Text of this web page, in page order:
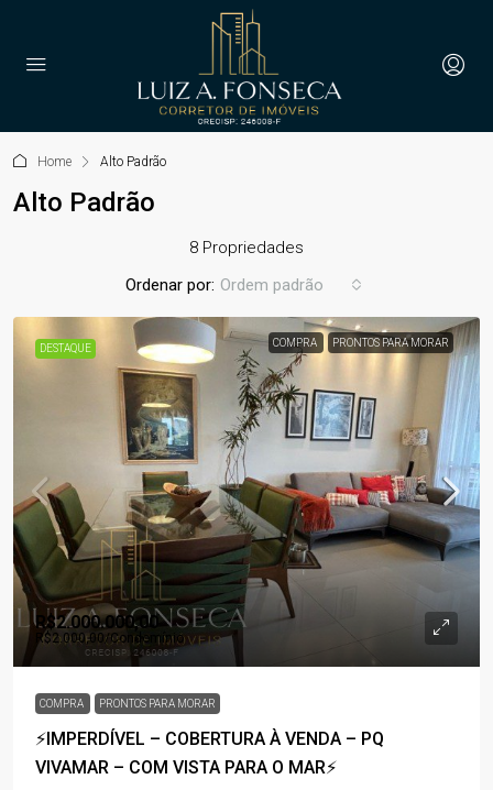
Home Alto Padrão
Alto Padrão
8 Propriedades
Ordenar por: Ordem padrão
DESTAQUE COMPRA PRONTOS PARA MORAR
R$2.000.000,00
R$2.000,00/Condomínio
COMPRA PRONTOS PARA MORAR
⚡IMPERDÍVEL – COBERTURA À VENDA – PQ
VIVAMAR – COM VISTA PARA O MAR⚡